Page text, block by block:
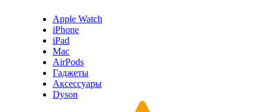
Apple Watch
iPhone
iPad
Mac
AirPods
Гаджеты
Аксессуары
Dyson